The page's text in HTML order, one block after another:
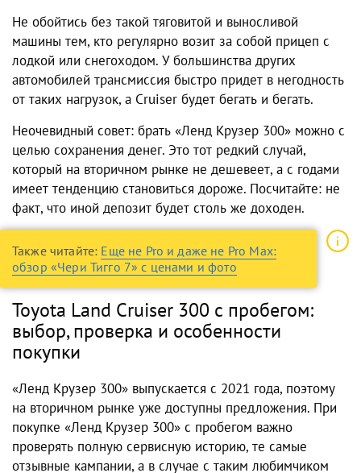
Не обойтись без такой тяговитой и выносливой
машины тем, кто регулярно возит за собой прицеп с
лодкой или снегоходом. У большинства других
автомобилей трансмиссия быстро придет в негодность
от таких нагрузок, а Cruiser будет бегать и бегать.
Неочевидный совет: брать «Ленд Крузер 300» можно с
целью сохранения денег. Это тот редкий случай,
который на вторичном рынке не дешевеет, а с годами
имеет тенденцию становиться дороже. Посчитайте: не
факт, что иной депозит будет столь же доходен.
Также читайте: Еще не Pro и даже не Pro Max:
обзор «Чери Тигго 7» с ценами и фото
Toyota Land Cruiser 300 с пробегом:
выбор, проверка и особенности
покупки
«Ленд Крузер 300» выпускается с 2021 года, поэтому
на вторичном рынке уже доступны предложения. При
покупке «Ленд Крузер 300» с пробегом важно
проверять полную сервисную историю, те самые
отзывные кампании, а в случае с таким любимчиком